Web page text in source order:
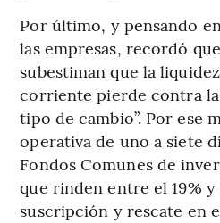
Por último, y pensando
las empresas, recordó
subestiman que la
corriente pierde contra
tipo de cambio”. Por ese
operativa de uno a siete
Fondos Comunes de
que rinden entre el 19%
suscripción y rescate en